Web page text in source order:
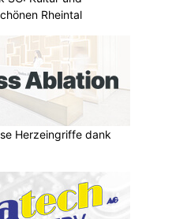
Rheintal
Herzeingriffe dank